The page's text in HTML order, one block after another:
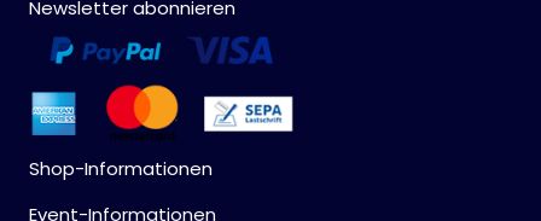
Newsletter abonnieren
Shop-Informationen
Event-Informationen